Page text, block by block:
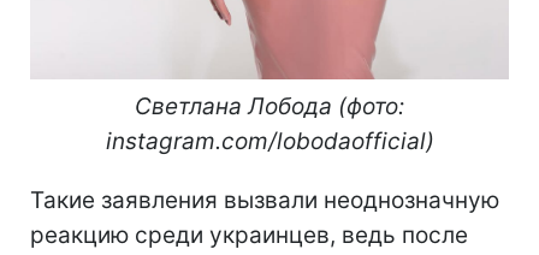
Светлана Лобода (фото:
instagram.com/lobodaofficial​​)
Такие заявления вызвали неоднозначную
реакцию среди украинцев, ведь после